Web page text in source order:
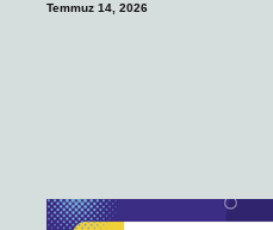
Temmuz 14, 2026